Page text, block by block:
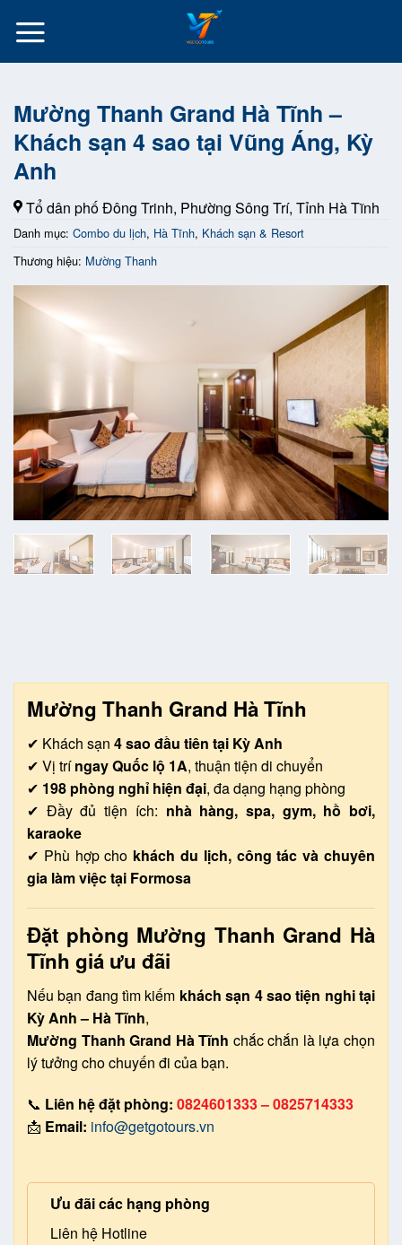
Mường Thanh Grand Hà Tĩnh –
Khách sạn 4 sao tại Vũng Áng, Kỳ
Anh
Tổ dân phố Đông Trinh, Phường Sông Trí, Tỉnh Hà Tĩnh
Danh mục: Combo du lịch, Hà Tĩnh, Khách sạn & Resort
Thương hiệu: Mường Thanh
Mường Thanh Grand Hà Tĩnh
✔ Khách sạn 4 sao đầu tiên tại Kỳ Anh
✔ Vị tríngay Quốc lộ 1A, thuận tiện di chuyển
✔ 198 phòng nghỉ hiện đại, đa dạng hạng phòng
✔ Đầy đủ tiện ích: nhà hàng, spa, gym, hồ bơi,
karaoke
✔ Phù hợp cho khách du lịch, công tác và chuyên
gia làm việc tại Formosa
Đặt phòng Mường Thanh Grand Hà
Tĩnh giá ưu đãi
Nếu bạn đang tìm kiếm khách sạn 4 sao tiện nghi tại
Kỳ Anh – Hà Tĩnh,
Mường Thanh Grand Hà Tĩnh chắc chắn là lựa chọn
lý tưởng cho chuyến đi của bạn.
📞 Liên hệ đặt phòng: 0824601333 – 0825714333
📩 Email: info@getgotours.vn
Ưu đãi các hạng phòng
Liên hệ Hotline